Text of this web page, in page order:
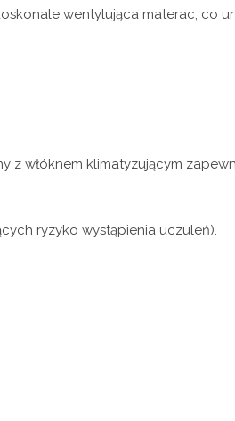
wentylująca materac, co
z włóknem klimatyzującym
ryzyko wystąpienia uczuleń).